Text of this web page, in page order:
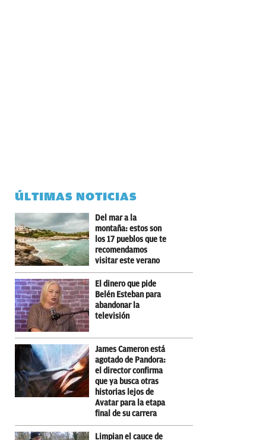
ÚLTIMAS NOTICIAS
Del mar a la
montaña: estos son
los 17 pueblos que te
recomendamos
visitar este verano
El dinero que pide
Belén Esteban para
abandonar la
televisión
James Cameron está
agotado de Pandora:
el director confirma
que ya busca otras
historias lejos de
Avatar para la etapa
final de su carrera
Limpian el cauce de